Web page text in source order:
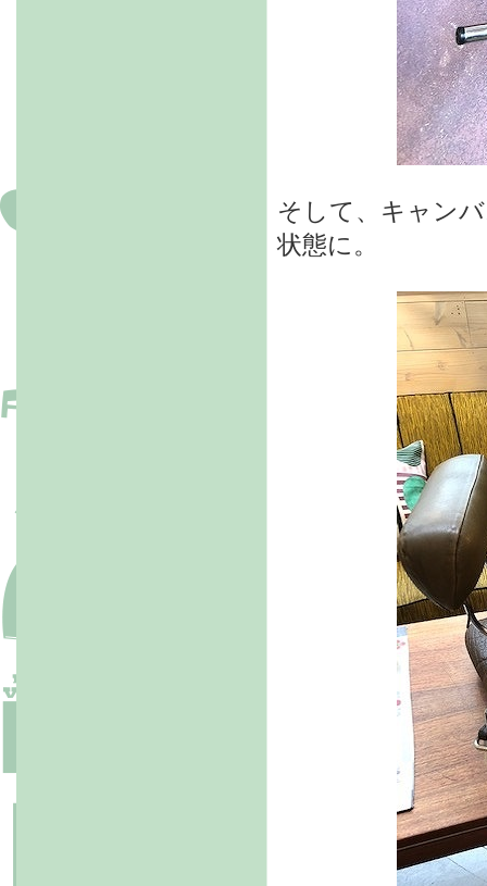
そして、キャン
状態に。